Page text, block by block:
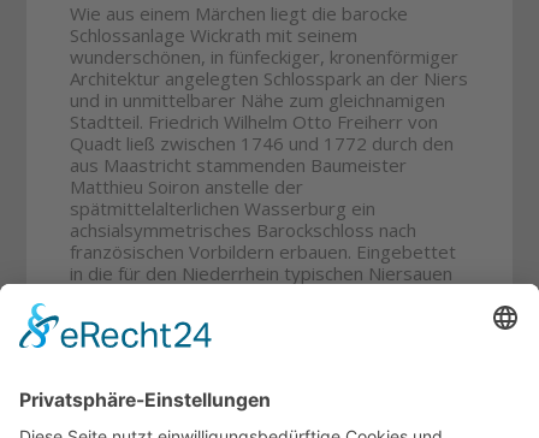
Wie aus einem Märchen liegt die barocke
Schlossanlage Wickrath mit seinem
wunderschönen, in fünfeckiger, kronenförmiger
Architektur angelegten Schlosspark an der Niers
und in unmittelbarer Nähe zum gleichnamigen
Stadtteil. Friedrich Wilhelm Otto Freiherr von
Quadt ließ zwischen 1746 und 1772 durch den
aus Maastricht stammenden Baumeister
Matthieu Soiron anstelle der
spätmittelalterlichen Wasserburg ein
achsialsymmetrisches Barockschloss nach
französischen Vorbildern erbauen. Eingebettet
in die für den Niederrhein typischen Niersauen
Mönchengladbach, um die Seele baumeln zu
lassen. Unsere Stadttour zeigt die Schönheiten
Nassauer-Stall, gespickt mit interessanten
Geschichten und unterhaltsamen Anekdoten.